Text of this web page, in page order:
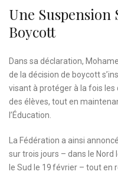
Une Suspension
Boycott
Dans sa déclaration,
de la décision de boycott
visant à protéger à la fois
des élèves, tout en
l’Éducation.
La Fédération a ainsi
sur trois jours – dans le Nord
le Sud le 19 février – tout en